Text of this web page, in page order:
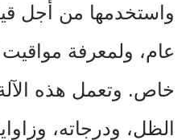
واستخدمها من أجل
عام، ولمعرفة
خاص. وتعمل هذه
الظل، ودرجاته،